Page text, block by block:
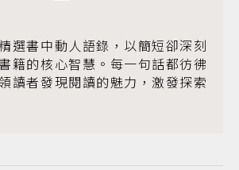
選書中動人語錄，以簡短卻深刻
籍的核心智慧。每一句話都彷彿
讀者發現閱讀的魅力，激發探索